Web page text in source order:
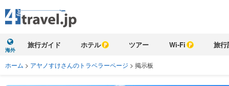
海外
旅行ガイド ホテル ツアー Wi-Fi 旅行
ホーム > アヤノすけさんのトラベラーページ > 掲示板